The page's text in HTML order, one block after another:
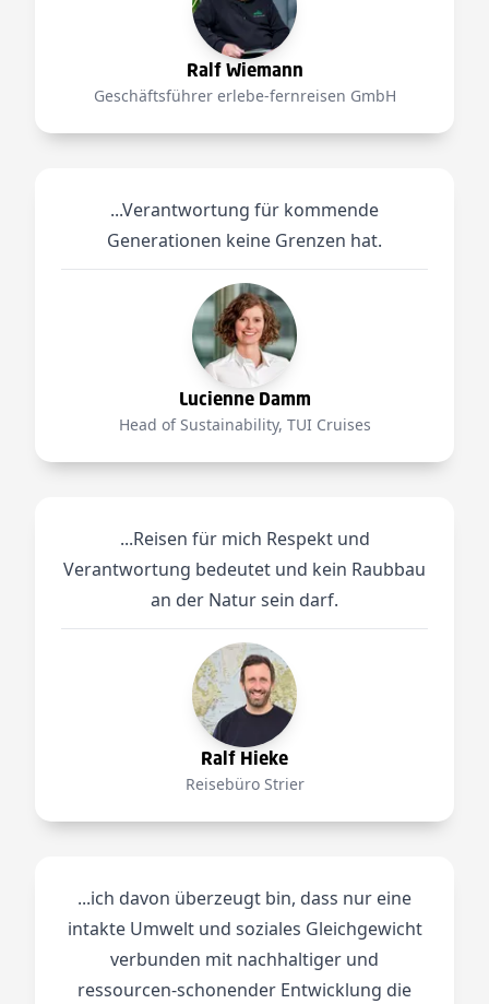
Ralf Wiemann
Geschäftsführer erlebe-fernreisen GmbH
...Verantwortung für kommende
Generationen keine Grenzen hat.
Lucienne Damm
Head of Sustainability, TUI Cruises
...Reisen für mich Respekt und
Verantwortung bedeutet und kein Raubbau
an der Natur sein darf.
Ralf Hieke
Reisebüro Strier
...ich davon überzeugt bin, dass nur eine
intakte Umwelt und soziales Gleichgewicht
verbunden mit nachhaltiger und
ressourcen-schonender Entwicklung die